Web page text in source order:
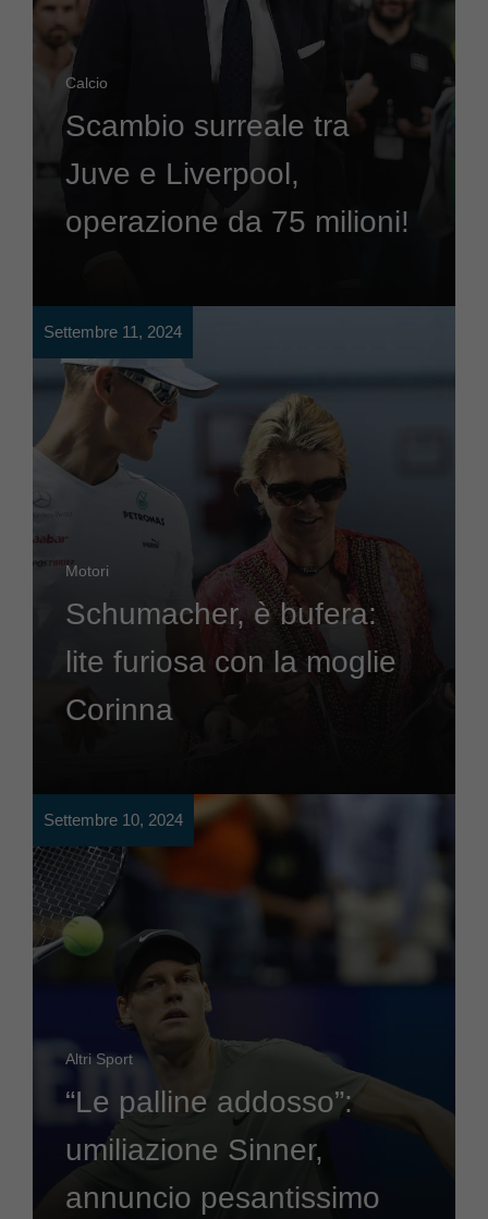
Calcio
Scambio surreale tra
Juve e Liverpool,
operazione da 75 milioni!
Settembre 11, 2024
Motori
Schumacher, è bufera:
lite furiosa con la moglie
Corinna
Settembre 10, 2024
Altri Sport
“Le palline addosso”:
umiliazione Sinner,
annuncio pesantissimo